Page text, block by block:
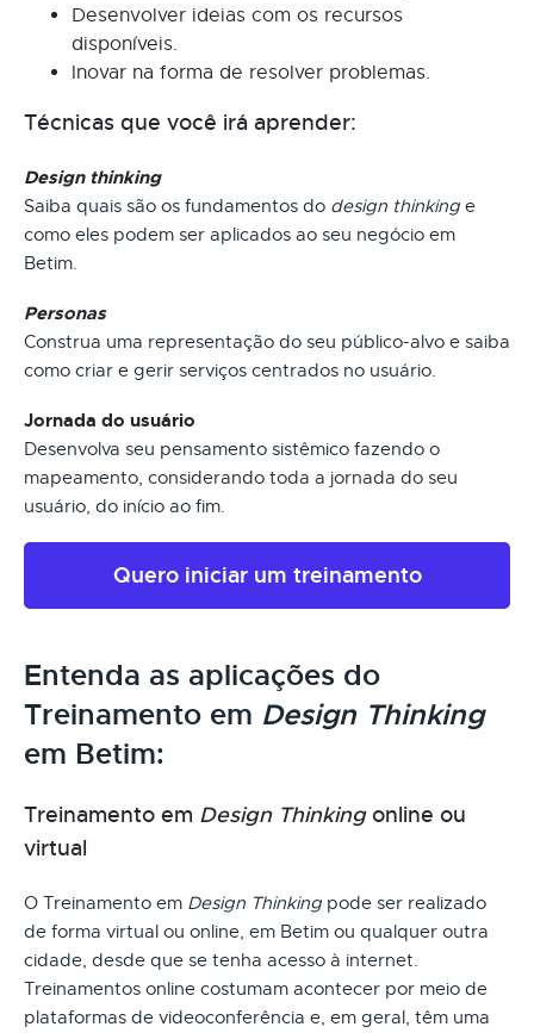
Desenvolver ideias com os recursos
disponíveis.
Inovar na forma de resolver problemas.
Técnicas que você irá aprender:
Design thinking
Saiba quais são os fundamentos do design thinking e
como eles podem ser aplicados ao seu negócio em
Betim.
Personas
Construa uma representação do seu público-alvo e saiba
como criar e gerir serviços centrados no usuário.
Jornada do usuário
Desenvolva seu pensamento sistêmico fazendo o
mapeamento, considerando toda a jornada do seu
usuário, do início ao fim.
Quero iniciar um treinamento
Entenda as aplicações do
Treinamento em Design Thinking
em Betim:
Treinamento em Design Thinkingonline ou
virtual
O Treinamento em Design Thinking pode ser realizado
de forma virtual ou online, em Betim ou qualquer outra
cidade, desde que se tenha acesso à internet.
Treinamentos online costumam acontecer por meio de
plataformas de videoconferência e, em geral, têm uma